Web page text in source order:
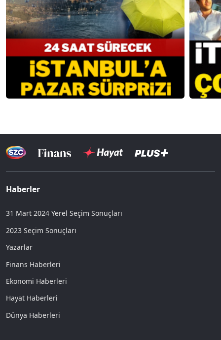
Haberler
31 Mart 2024 Yerel Seçim Sonuçları
2023 Seçim Sonuçları
Yazarlar
Finans Haberleri
Ekonomi Haberleri
Hayat Haberleri
Dünya Haberleri